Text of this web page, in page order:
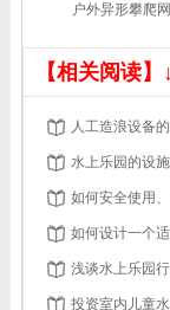
户外异形攀爬
【相关阅读】↓